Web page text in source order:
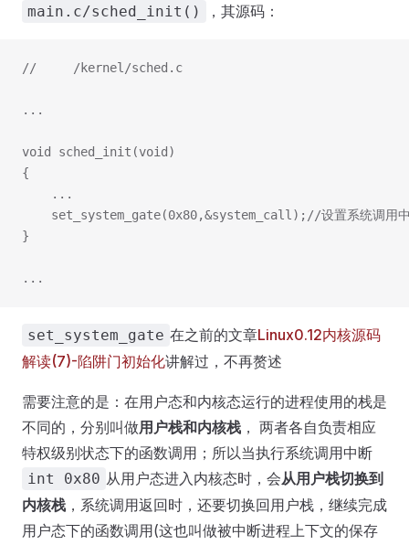
main.c/sched_init() ，其源码：
//     /kernel/sched.c
...
void sched_init(void)
{
	...
set_system_gate(0x80,&system_call);//设置系统调用
}
...
set_system_gate 在之前的文章Linux0.12内核源码
解读(7)-陷阱门初始化讲解过，不再赘述
需要注意的是：在用户态和内核态运行的进程使用的栈是
不同的，分别叫做用户栈和内核栈 ， 两者各自负责相应
特权级别状态下的函数调用；所以当执行系统调用中断
int 0x80 从用户态进入内核态时，会从用户栈切换到
内核栈 ，系统调用返回时，还要切换回用户栈，继续完成
用户态下的函数调用(这也叫做被中断进程上下文的保存